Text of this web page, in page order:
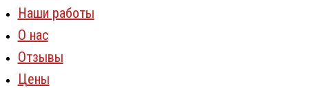
Наши работы
О нас
Отзывы
Цены